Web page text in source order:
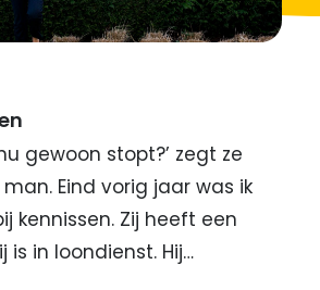
gewoon stopt?’ zegt ze
Eind vorig jaar was ik
kennissen. Zij heeft een
is in loondienst. Hij…